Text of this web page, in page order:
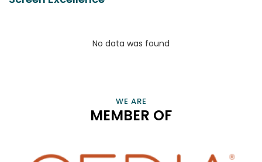
No data was found
WE ARE
MEMBER OF
VIEW INFORMATION